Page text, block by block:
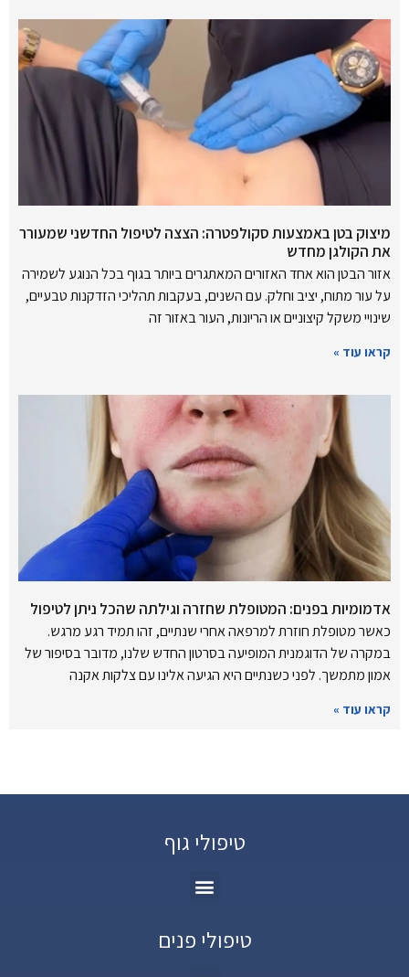
מיצוק בטן באמצעות סקולפטרה: הצצה לטיפול החדשני שמעורר
את הקולגן מחדש
אזור הבטן הוא אחד האזורים המאתגרים ביותר בגוף בכל הנוגע לשמירה
על עור מתוח, יציב וחלק. עם השנים, בעקבות תהליכי הזדקנות טבעיים,
שינויי משקל קיצוניים או הריונות, העור באזור זה
קראו עוד »
אדמומיות בפנים: המטופלת שחזרה וגילתה שהכל ניתן לטיפול
כאשר מטופלת חוזרת למרפאה אחרי שנתיים, זהו תמיד רגע מרגש.
במקרה של הדוגמנית המופיעה בסרטון החדש שלנו, מדובר בסיפור של
אמון מתמשך. לפני כשנתיים היא הגיעה אלינו עם צלקות אקנה
קראו עוד »
טיפולי גוף
טיפולי פנים